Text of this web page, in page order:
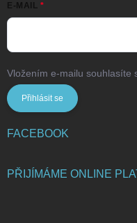
E-MAIL
Vložením e-mailu souhlasíte
Přihlásit se
FACEBOOK
PŘIJÍMÁME ONLINE